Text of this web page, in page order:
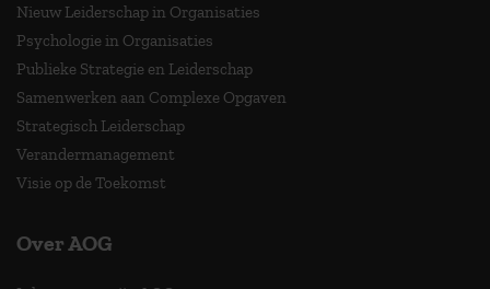
Nieuw Leiderschap in Organisaties
Psychologie in Organisaties
Publieke Strategie en Leiderschap
Samenwerken aan Complexe Opgaven
Strategisch Leiderschap
Verandermanagement
Visie op de Toekomst
Over AOG